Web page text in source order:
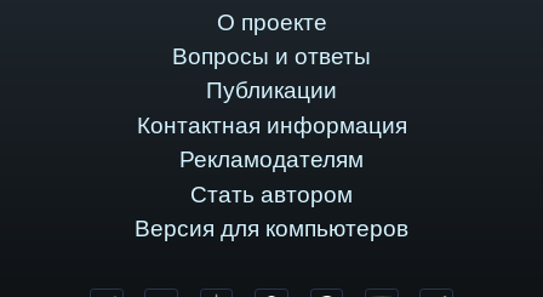
О проекте
Вопросы и ответы
Публикации
Контактная информация
Рекламодателям
Стать автором
Версия для компьютеров